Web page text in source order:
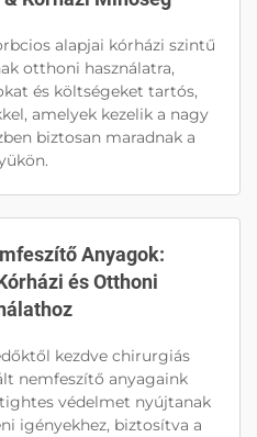
alapjai kórházi szintű
otthoni használatra,
és költségeket tartós,
amelyek kezelik a nagy
biztosan maradnak a
Anyagok:
és Otthoni
kezdve chirurgiás
nemfeszítő anyagaink
védelmet nyújtanak
igényekhez, biztosítva a